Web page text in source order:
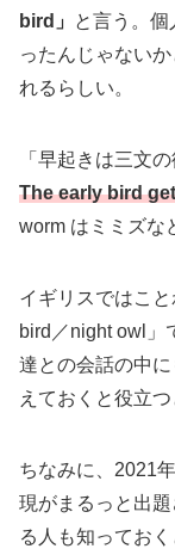
bird」
と言う。
ったんじゃない
れるらしい。
「早起きは三文
The early bird
worm はミミズな
イギリスではこ
bird／night owl」
達との会話の中
えておくと役立つ
ちなみに、2021
現がまるっと出
る人も知ってお